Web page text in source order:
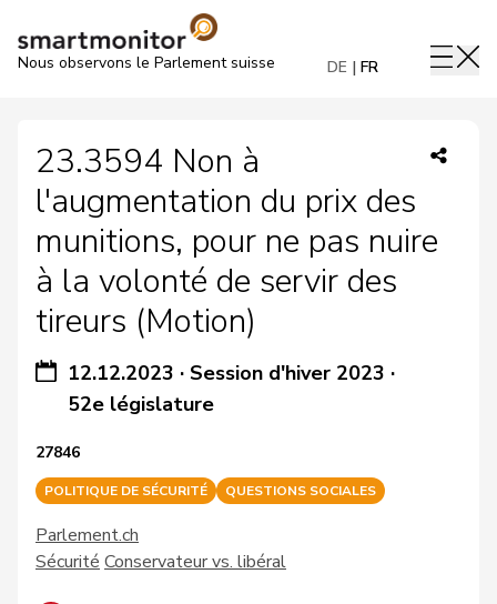
Nous observons le Parlement suisse DE FR
23.3594 Non à
l'augmentation du prix des
munitions, pour ne pas nuire
à la volonté de servir des
tireurs (Motion)
12.12.2023 ·Session d'hiver 2023 ·
52e législature
27846
POLITIQUE DE SÉCURITÉ QUESTIONS SOCIALES
Parlement.ch
Sécurité Conservateur vs. libéral